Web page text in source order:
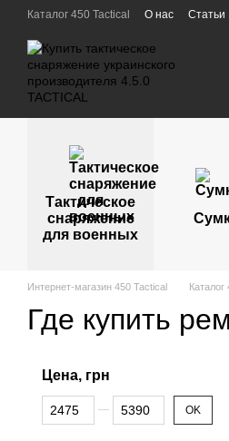
Перейти к основному контенту
Каталог 450 Tactical О нас Статьи
Тактическое
снаряжение
для военных
Интернет-магазин 450 Tactical Каталог
Где купить
Цена, грн
От Цена, грн
До Цена, грн OK